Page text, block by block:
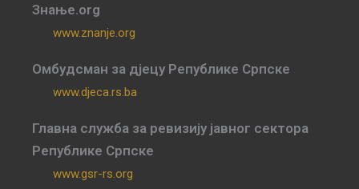
Знање.org
www.znanje.org
Омбудсман за дјецу Републике Српске
www.djeca.rs.ba
Главна служба за ревизију јавног сектора
Републике Српске
www.gsr-rs.org